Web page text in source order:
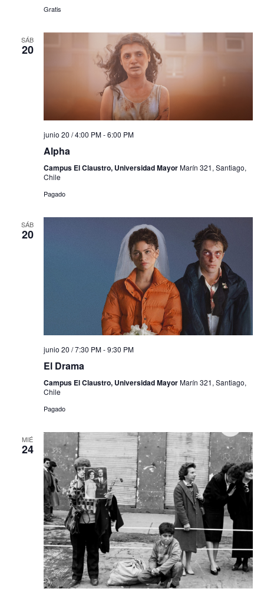
Gratis
SÁB
20
junio 20 / 4:00 PM-6:00 PM
Alpha
Campus El Claustro, Universidad MayorMarín 321, Santiago,
Chile
Pagado
SÁB
20
junio 20 / 7:30 PM-9:30 PM
El Drama
Campus El Claustro, Universidad MayorMarín 321, Santiago,
Chile
Pagado
MIÉ
24